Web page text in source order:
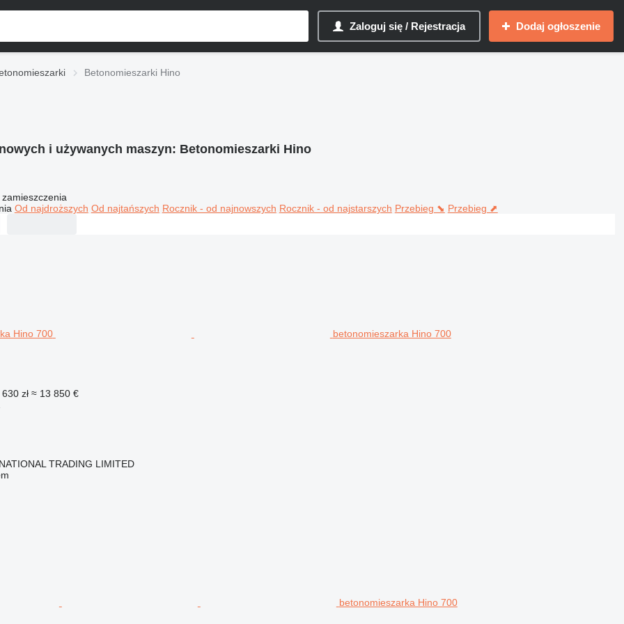
Zaloguj się / Rejestracja Dodaj ogłoszenie
Betonomieszarki Hino
i używanych maszyn: Betonomieszarki Hino
zamieszczenia
Od najdroższych Od najtańszych Rocznik - od najnowszych Rocznik - od najstarszych Przebieg ⬊ Przebieg ⬈
betonomieszarka Hino 700
zł ≈ 13 850 €
TRADING LIMITED
betonomieszarka Hino 700